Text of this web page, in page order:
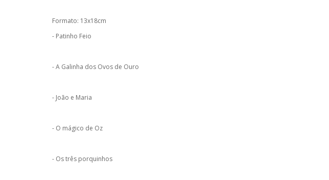
Formato: 13x18cm
- Patinho Feio
- A Galinha dos Ovos de Ouro
- João e Maria
- O mágico de Oz
- Os três porquinhos